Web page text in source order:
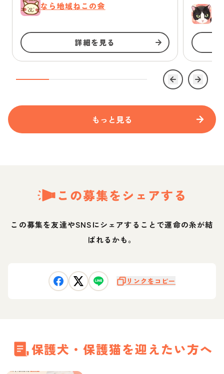
なら地域ねこの会
詳細を見る
ゆ
もっと見る
この募集をシェアする
この募集を友達やSNSにシェアすることで運命の糸が結
ばれるかも。
リンクをコピー
保護犬・保護猫を迎えたい方へ